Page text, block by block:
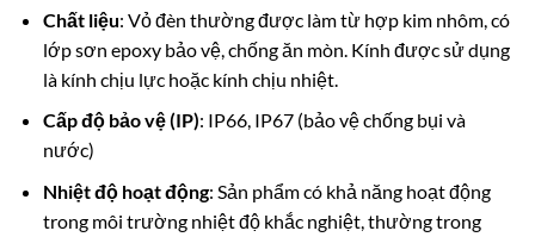
Chất liệu: Vỏ đèn thường được làm từ hợp kim nhôm, có
lớp sơn epoxy bảo vệ, chống ăn mòn. Kính được sử dụng
là kính chịu lực hoặc kính chịu nhiệt.
Cấp độ bảo vệ (IP): IP66, IP67 (bảo vệ chống bụi và
nước)
Nhiệt độ hoạt động: Sản phẩm có khả năng hoạt động
trong môi trường nhiệt độ khắc nghiệt, thường trong